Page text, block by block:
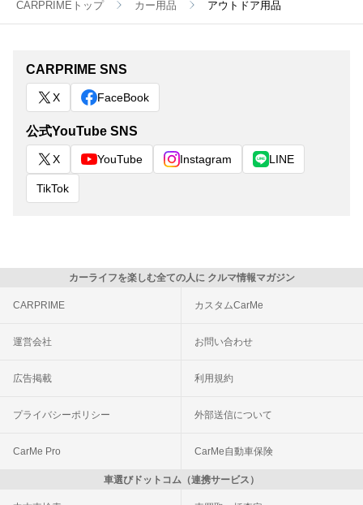
CARPRIMEトップ カー用品 アウトドア用品
CARPRIME SNS
X FaceBook
公式YouTube SNS
X YouTube Instagram LINE
TikTok
カーライフを楽しむ全ての人に クルマ情報マガジン
CARPRIME カスタムCarMe
運営会社 お問い合わせ
広告掲載 利用規約
プライバシーポリシー 外部送信について
CarMe Pro CarMe自動車保険
車選びドットコム（連携サービス）